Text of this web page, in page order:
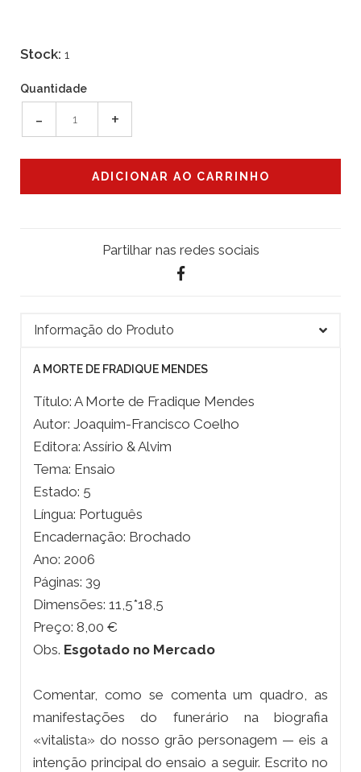
Stock: 1
Quantidade
- +
Partilhar nas redes sociais
Informação do Produto
A MORTE DE FRADIQUE MENDES
Título: A Morte de Fradique Mendes
Autor: Joaquim-Francisco Coelho
Editora: Assírio & Alvim
Tema: Ensaio
Estado: 5
Língua: Português
Encadernação: Brochado
Ano: 2006
Páginas: 39
Dimensões: 11,5*18,5
Preço: 8,00 €
Obs. Esgotado no Mercado
Comentar, como se comenta um quadro, as
manifestações do funerário na biografia
«vitalista» do nosso grão personagem — eis a
intenção principal do ensaio a seguir. Escrito no